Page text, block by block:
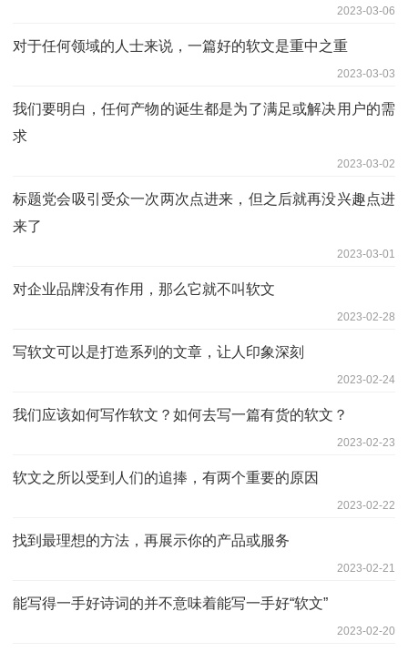
2023-03-06
对于任何领域的人士来说，一篇好的软文是重中之重
2023-03-03
我们要明白，任何产物的诞生都是为了满足或解决用户的需
求
2023-03-02
标题党会吸引受众一次两次点进来，但之后就再没兴趣点进
来了
2023-03-01
对企业品牌没有作用，那么它就不叫软文
2023-02-28
写软文可以是打造系列的文章，让人印象深刻
2023-02-24
我们应该如何写作软文？如何去写一篇有货的软文？
2023-02-23
软文之所以受到人们的追捧，有两个重要的原因
2023-02-22
找到最理想的方法，再展示你的产品或服务
2023-02-21
能写得一手好诗词的并不意味着能写一手好“软文”
2023-02-20